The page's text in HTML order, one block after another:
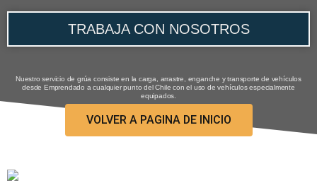
TRABAJA CON NOSOTROS
Nuestro servicio de grúa consiste en la carga, arrastre, enganche y transporte de vehículos
desde Emprendado a cualquier punto del Chile con el uso de vehículos especialmente
equipados.
VOLVER A PAGINA DE INICIO